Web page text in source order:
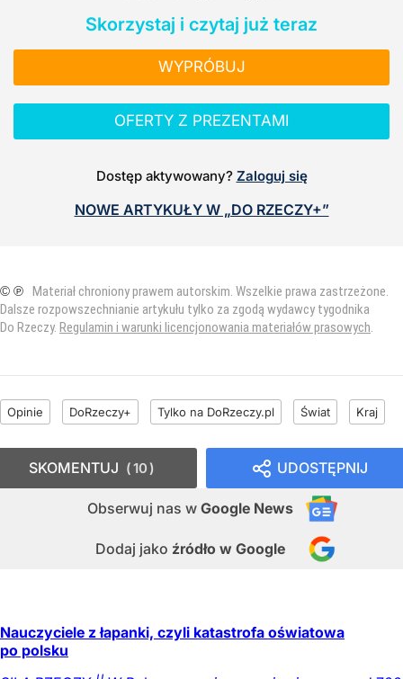
Skorzystaj i czytaj już teraz
WYPRÓBUJ
OFERTY Z PREZENTAMI
Dostęp aktywowany? Zaloguj się
NOWE ARTYKUŁY W „DO RZECZY+”
© ℗ Materiał chroniony prawem autorskim. Wszelkie prawa zastrzeżone.
Dalsze rozpowszechnianie artykułu tylko za zgodą wydawcy tygodnika
Do Rzeczy. Regulamin i warunki licencjonowania materiałów prasowych
Opinie DoRzeczy+ Tylko na DoRzeczy.pl Świat Kraj
UDOSTĘPNIJ
Obserwuj nas w Google News
Dodaj jako źródło w Google
SKOMENTUJ 10
Nauczyciele z łapanki, czyli katastrofa oświatowa
po polsku